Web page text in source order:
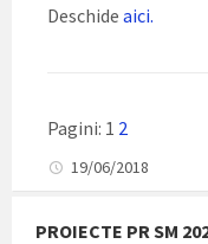
Deschide aici.
Pagini: 1 2
19/06/2018
PROIECTE PR SM